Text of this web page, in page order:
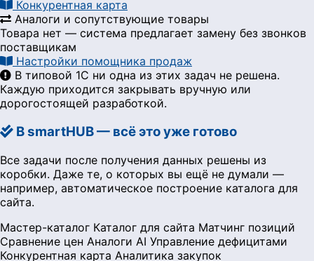
Конкурентная карта
Аналоги и сопутствующие товары
Товара нет — система предлагает замену без звонков
поставщикам
Настройки помощника продаж
В типовой 1С ни одна из этих задач не решена.
Каждую приходится закрывать вручную или
дорогостоящей разработкой.
В smartHUB — всё это уже готово
Все задачи после получения данных решены из
коробки. Даже те, о которых вы ещё не думали —
например, автоматическое построение каталога для
сайта.
Мастер-каталог Каталог для сайта Матчинг позиций
Сравнение цен Аналоги AI Управление дефицитами
Конкурентная карта Аналитика закупок